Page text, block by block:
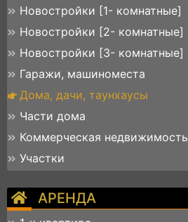
Новостройки [1- комнатные]
Новостройки [2- комнатные]
Новостройки [3- комнатные]
Гаражи, машиноместа
Дома, дачи, таунхаусы
Части дома
Коммерческая недвижимость
Участки
АРЕНДА